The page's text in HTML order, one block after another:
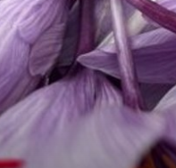
Події
Херсон,